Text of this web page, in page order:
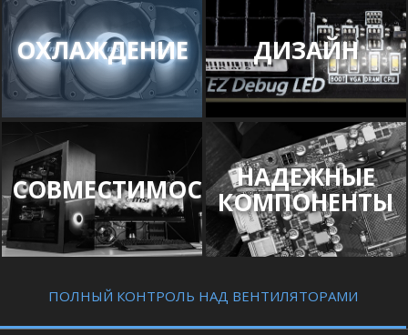
ОХЛАЖДЕНИЕ ДИЗАЙН
СОВМЕСТИМОСТЬНАДЕЖНЫЕ
КОМПОНЕНТЫ
ПОЛНЫЙ КОНТРОЛЬ НАД ВЕНТИЛЯТОРАМИ